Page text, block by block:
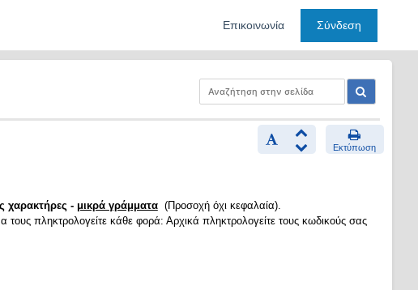
Επικοινωνία Σύνδεση
Εκτύπωση
χαρακτήρες - μικρά γράμματα(Προσοχή όχι κεφαλαία).
πληκτρολογείτε κάθε φορά: Αρχικά πληκτρολογείτε τους κωδικούς σας